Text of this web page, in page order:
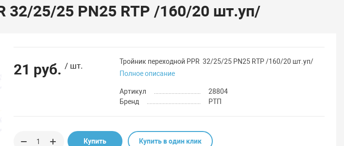
32/25/25 PN25 RTP /160/20 шт.уп/
21 руб. / шт.
Тройник переходной PPR 32/25/25 PN25 RTP /160/20 шт.уп/
Полное описание
Артикул
28804
Бренд
РТП
Купить Купить в один клик